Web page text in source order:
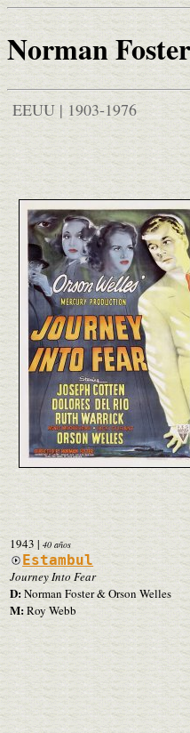
Norman Foster
EEUU | 1903-1976
1943 | 40 años
Estambul
Journey Into Fear
D:Norman Foster & Orson Welles
M:Roy Webb